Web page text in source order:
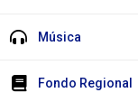
Música
Fondo Regional